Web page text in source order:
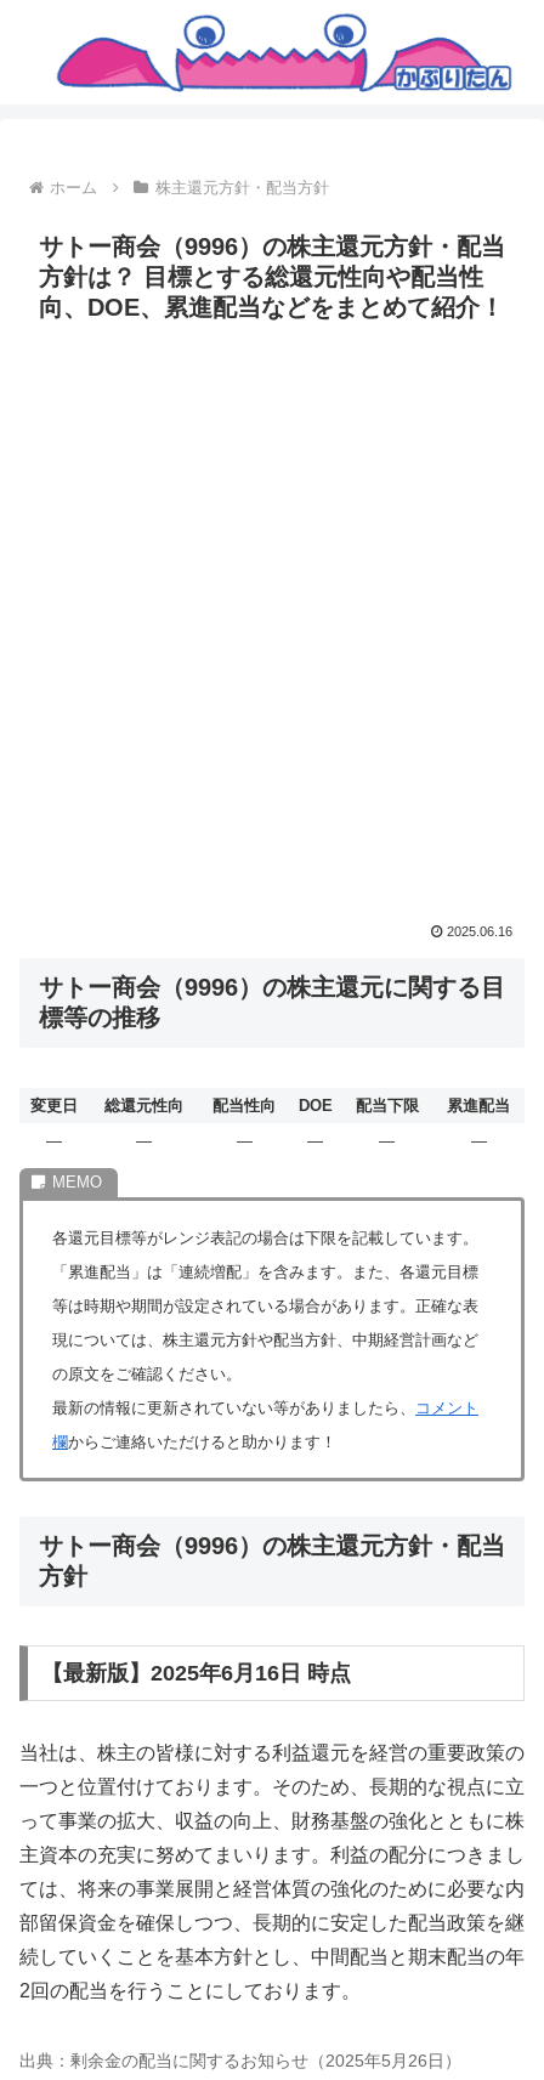
ホーム 株主還元方針・配当方針
サトー商会（9996）の株主還元方針・配当
方針は？ 目標とする総還元性向や配当性
向、DOE、累進配当などをまとめて紹介！
2025.06.16
サトー商会（9996）の株主還元に関する目
標等の推移
変更日 総還元性向 配当性向 DOE 配当下限
累進配当
―
― ― ― ― ―
各還元目標等がレンジ表記の場合は下限を記載しています。
「累進配当」は「連続増配」を含みます。また、各還元目標
等は時期や期間が設定されている場合があります。正確な表
現については、株主還元方針や配当方針、中期経営計画など
の原文をご確認ください。
最新の情報に更新されていない等がありましたら、
コメント
欄からご連絡いただけると助かります！
サトー商会（9996）の株主還元方針・配当
方針
【最新版】2025年6月16日 時点
当社は、株主の皆様に対する利益還元を経営の重要政策の
一つと位置付けております。そのため、長期的な視点に立
って事業の拡大、収益の向上、財務基盤の強化とともに株
主資本の充実に努めてまいります。利益の配分につきまし
ては、将来の事業展開と経営体質の強化のために必要な内
部留保資金を確保しつつ、長期的に安定した配当政策を継
続していくことを基本方針とし、中間配当と期末配当の年
2回の配当を行うことにしております。
出典：剰余金の配当に関するお知らせ（2025年5月26日）